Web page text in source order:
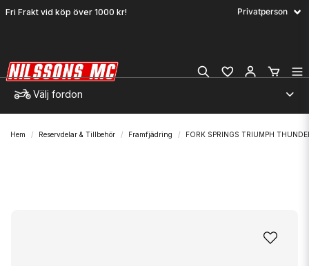
Fri Frakt vid köp över 1000 kr!
Välj fordon
Hem Reservdelar & Tillbehör Framfjädring FORK SPRINGS TRIUMPH